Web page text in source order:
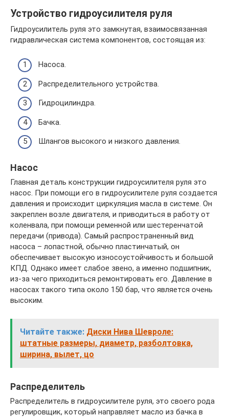
Устройство гидроусилителя руля
Гидроусилитель руля это замкнутая, взаимосвязанная
гидравлическая система компонентов, состоящая из:
Насоса.
Распределительного устройства.
Гидроцилиндра.
Бачка.
Шлангов высокого и низкого давления.
Насос
Главная деталь конструкции гидроусилителя руля это
насос. При помощи его в гидроусилителе руля создается
давления и происходит циркуляция масла в системе. Он
закреплен возле двигателя, и приводиться в работу от
коленвала, при помощи ременной или шестеренчатой
передачи (привода). Самый распространенный вид
насоса – лопастной, обычно пластинчатый, он
обеспечивает высокую износоустойчивость и большой
КПД. Однако имеет слабое звено, а именно подшипник,
из-за чего приходиться ремонтировать его. Давление в
насосах такого типа около 150 бар, что является очень
высоким.
Читайте также: Диски Нива Шевроле:
штатные размеры, диаметр, разболтовка,
ширина, вылет, цо
Распределитель
Распределитель в гидроусилителе руля, это своего рода
регулировщик, который направляет масло из бачка в